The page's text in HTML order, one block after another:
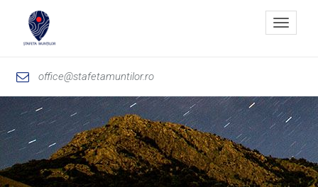
office@stafetamuntilor.ro
Toggle